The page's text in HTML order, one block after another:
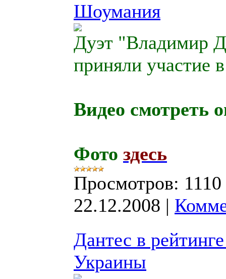
Шоумания
Дуэт "Владимир
приняли участие
Видео смотреть
Фото здесь
Просмотров: 1110
22.12.2008 |
Дантес в
Украины